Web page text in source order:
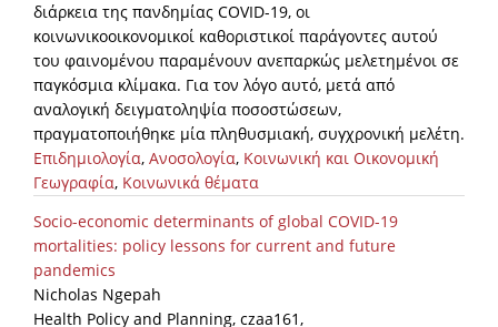
Annual Reports
Publications for R&D Metrics & Indicators
Publications for Libraries
Informational Publications
News
Events
διάρκεια της πανδημίας COVID-19, οι
κοινωνικοοικονομικοί καθοριστικοί παράγοντες αυτού
του φαινομένου παραμένουν ανεπαρκώς μελετημένοι σε
παγκόσμια κλίμακα. Για τον λόγο αυτό, μετά από
αναλογική δειγματοληψία ποσοστώσεων,
πραγματοποιήθηκε μία πληθυσμιακή, συγχρονική μελέτη.
Επιδημιολογία, Ανοσολογία, Κοινωνική και Οικονομική
Γεωγραφία, Κοινωνικά θέματα
Socio-economic determinants of global COVID-19
mortalities: policy lessons for current and future
pandemics
Nicholas Ngepah
Health Policy and Planning, czaa161,